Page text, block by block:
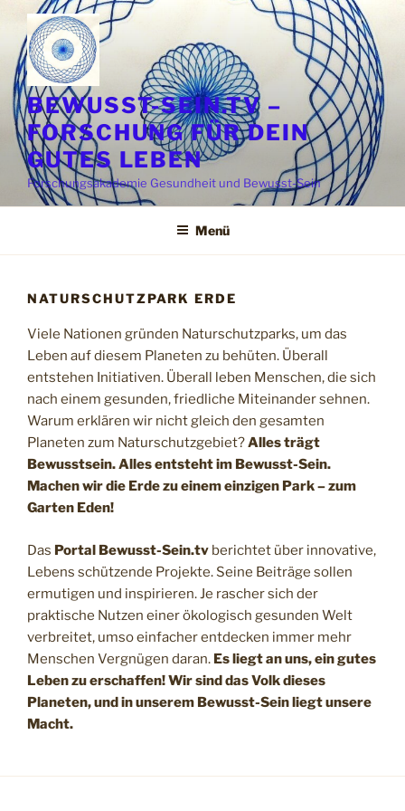
Zum
Inhalt
springen
BEWUSST-SEIN.TV –
FORSCHUNG FÜR DEIN
GUTES LEBEN
Forschungsakademie Gesundheit und Bewusst-Sein
Menü
NATURSCHUTZPARK ERDE
Viele Nationen gründen Naturschutzparks, um das
Leben auf diesem Planeten zu behüten. Überall
entstehen Initiativen. Überall leben Menschen, die sich
nach einem gesunden, friedliche Miteinander sehnen.
Warum erklären wir nicht gleich den gesamten
Planeten zum Naturschutzgebiet?Alles trägt
Bewusstsein. Alles entsteht im Bewusst-Sein.
Machen wir die Erde zu einem einzigen Park – zum
Garten Eden!
Das Portal Bewusst-Sein.tv berichtet über innovative,
Lebens schützende Projekte. Seine Beiträge sollen
ermutigen und inspirieren. Je rascher sich der
praktische Nutzen einer ökologisch gesunden Welt
verbreitet, umso einfacher entdecken immer mehr
Menschen Vergnügen daran. Es liegt an uns, ein gutes
Leben zu erschaffen! Wir sind das Volk dieses
Planeten, und in unserem Bewusst-Sein liegt unsere
Macht.